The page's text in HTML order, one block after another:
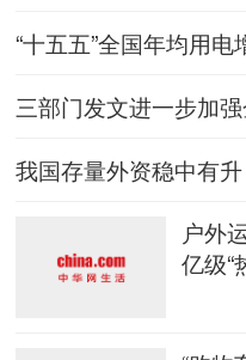
“十五五”全国年均用
三部门发文进一步加
我国存量外资稳中有
户外
亿级“